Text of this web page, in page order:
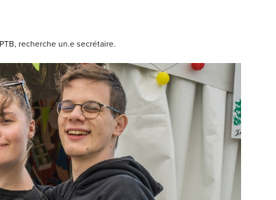
recherche un.e secrétaire.